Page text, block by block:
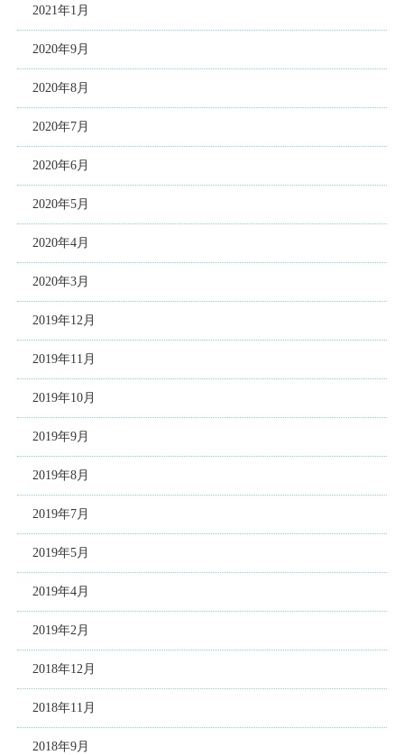
2021年1月
2020年9月
2020年8月
2020年7月
2020年6月
2020年5月
2020年4月
2020年3月
2019年12月
2019年11月
2019年10月
2019年9月
2019年8月
2019年7月
2019年5月
2019年4月
2019年2月
2018年12月
2018年11月
2018年9月